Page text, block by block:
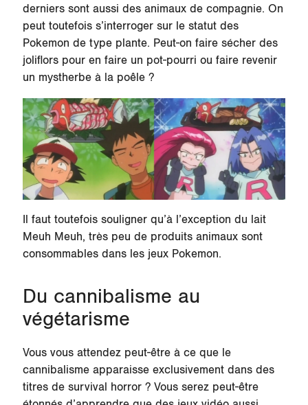
derniers sont aussi des animaux de compagnie. On
peut toutefois s’interroger sur le statut des
Pokemon de type plante. Peut-on faire sécher des
joliflors pour en faire un pot-pourri ou faire revenir
un mystherbe à la poêle ?
Il faut toutefois souligner qu’à l’exception du lait
Meuh Meuh, très peu de produits animaux sont
consommables dans les jeux Pokemon.
Du cannibalisme au
végétarisme
Vous vous attendez peut-être à ce que le
cannibalisme apparaisse exclusivement dans des
titres de survival horror ? Vous serez peut-être